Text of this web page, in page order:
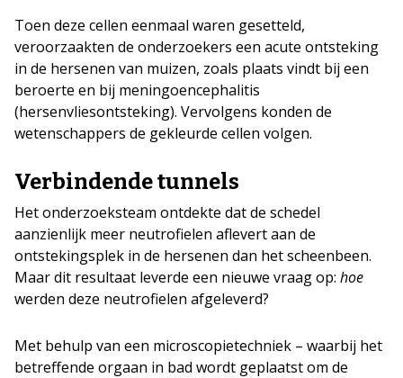
Toen deze cellen eenmaal waren gesetteld,
veroorzaakten de onderzoekers een acute ontsteking
in de hersenen van muizen, zoals plaats vindt bij een
beroerte en bij meningoencephalitis
(hersenvliesontsteking). Vervolgens konden de
wetenschappers de gekleurde cellen volgen.
Verbindende tunnels
Het onderzoeksteam ontdekte dat de schedel
aanzienlijk meer neutrofielen aflevert aan de
ontstekingsplek in de hersenen dan het scheenbeen.
Maar dit resultaat leverde een nieuwe vraag op: hoe
werden deze neutrofielen afgeleverd?
Met behulp van een microscopietechniek – waarbij het
betreffende orgaan in bad wordt geplaatst om de